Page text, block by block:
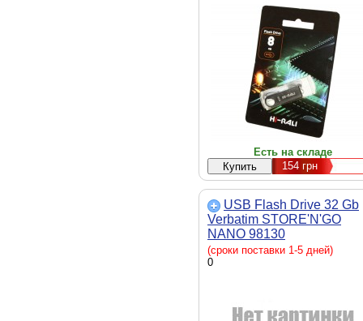
Есть на складе
154грн
USB Flash Drive 32 Gb
Verbatim STORE'N'GO
NANO 98130
(сроки поставки 1-5 дней)
0